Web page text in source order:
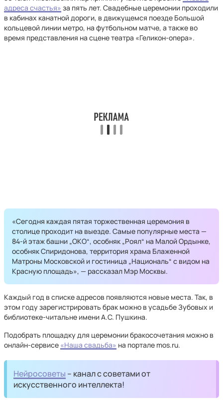
адреса счастья» за пять лет. Свадебные церемонии проходили
в кабинах канатной дороги, в движущемся поезде Большой
кольцевой линии метро, на футбольном матче, а также во
время представления на сцене театра «Геликон-опера».
«Сегодня каждая пятая торжественная церемония в
столице проходит на выезде. Самые популярные места —
84-й этаж башни „ОКО“, особняк „Роял“ на Малой Ордынке,
особняк Спиридонова, территория храма Блаженной
Матроны Московской и гостиница „Националь“ с видом на
Красную площадь», — рассказал Мэр Москвы.
Каждый год в списке адресов появляются новые места. Так, в
этом году зарегистрировать брак можно в усадьбе Зубовых и
библиотеке-читальне имени А.С. Пушкина.
Подобрать площадку для церемонии бракосочетания можно в
онлайн-сервисе «Наша свадьба» на портале mos.ru.
Нейросоветы – канал с советами от
искусственного интеллекта!